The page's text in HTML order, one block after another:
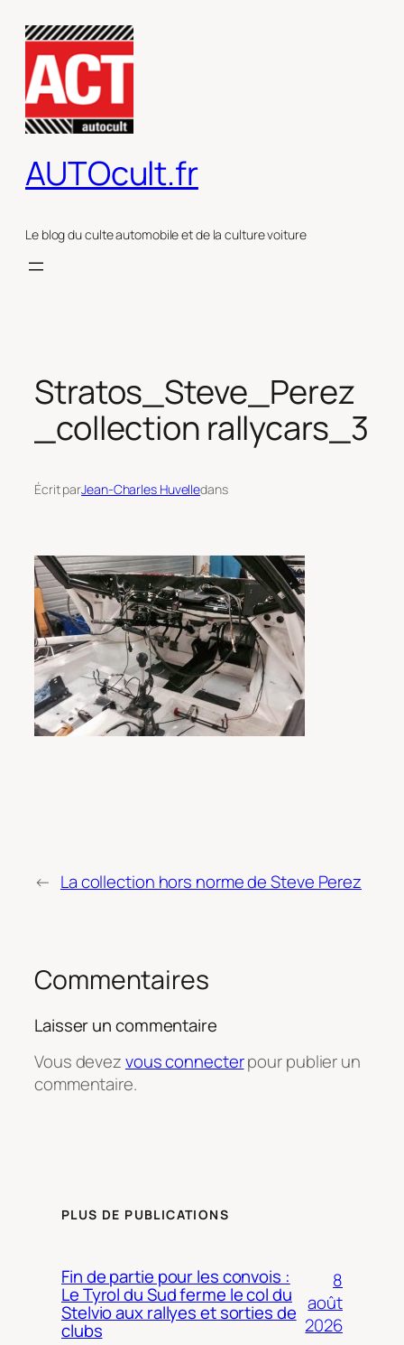
contenu
AUTOcult.fr
Le blog du culte automobile et de la culture voiture
Stratos_Steve_Perez
_collection rallycars_3
Écrit parJean-Charles Huvelledans
← La collection hors norme de Steve Perez
Commentaires
Laisser un commentaire
Vous devezvous connecterpour publier un
commentaire.
PLUS DE PUBLICATIONS
Fin de partie pour les convois :
Le Tyrol du Sud ferme le col du
Stelvio aux rallyes et sorties de
clubs
8
août
2026